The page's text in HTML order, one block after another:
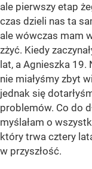
ale pierwszy etap
czas dzieli nas ta
ale wówczas mam
zżyć. Kiedy
lat, a Agnieszka
nie miałyśmy zbyt
jednak się
problemów. Co do
myślałam o
który trwa cztery
w przyszłość.